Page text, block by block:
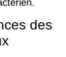
des